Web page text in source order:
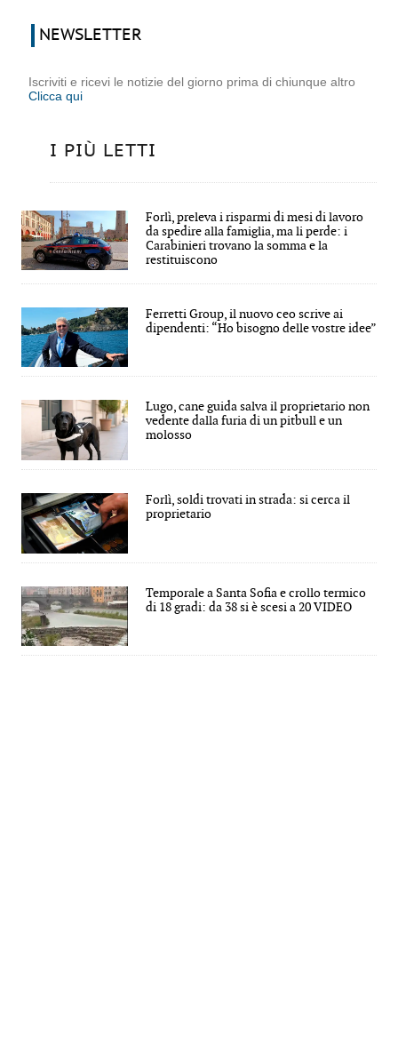
NEWSLETTER
Iscriviti e ricevi le notizie del giorno prima di chiunque altro
Clicca qui
I PIÙ LETTI
Forlì, preleva i risparmi di mesi di lavoro
da spedire alla famiglia, ma li perde: i
Carabinieri trovano la somma e la
restituiscono
Ferretti Group, il nuovo ceo scrive ai
dipendenti: “Ho bisogno delle vostre idee”
Lugo, cane guida salva il proprietario non
vedente dalla furia di un pitbull e un
molosso
Forlì, soldi trovati in strada: si cerca il
proprietario
Temporale a Santa Sofia e crollo termico
di 18 gradi: da 38 si è scesi a 20 VIDEO